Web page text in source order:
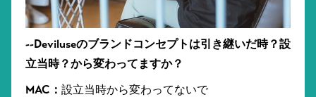
--Deviluseのブランドコンセプトは引き継いだ時？設
立当時？から変わってますか？
MAC： 設立当時から変わってないで